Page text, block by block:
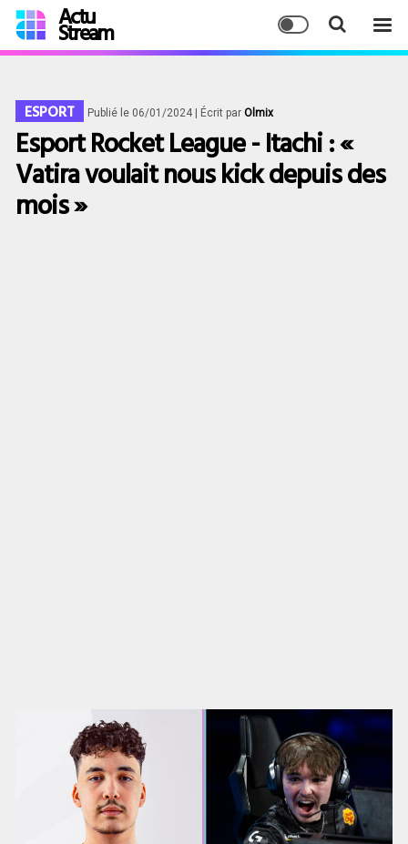
Actu
Stream
ESPORT Publié le 06/01/2024 | Écrit par Olmix
Esport Rocket League - Itachi : «
Vatira voulait nous kick depuis des
mois »